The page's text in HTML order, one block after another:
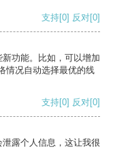
支持[0] 反对[0]
功能。比如，可以增加
情况自动选择最优的线
支持[0] 反对[0]
露个人信息，这让我很